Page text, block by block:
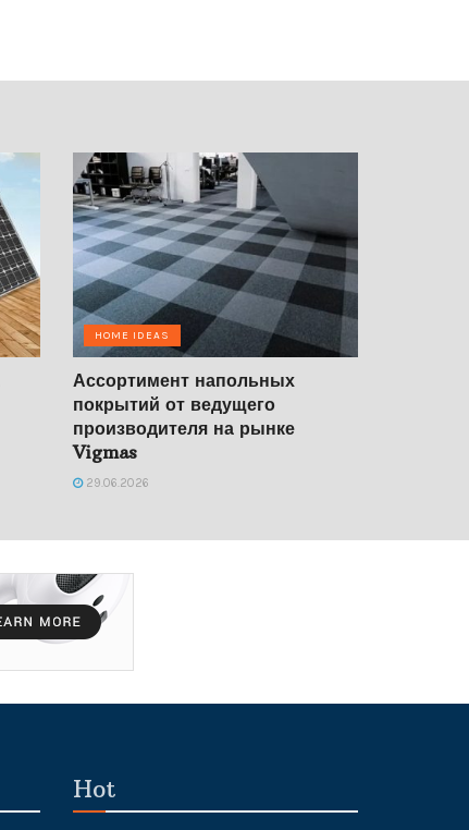
HOME IDEAS
Ассортимент напольных
покрытий от ведущего
производителя на рынке
Vigmas
29.06.2026
Hot